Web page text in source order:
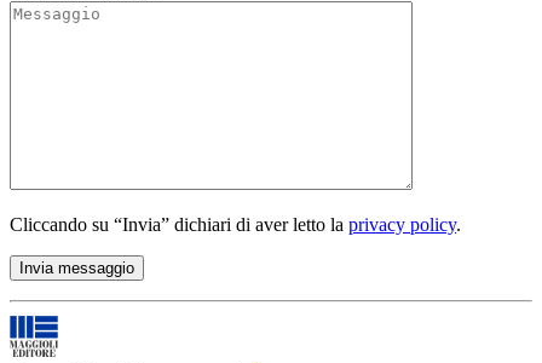
Cliccando su “Invia” dichiari di aver letto la privacy policy.